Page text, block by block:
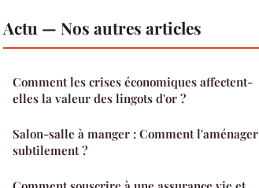
Actu — Nos autres articles
Comment les crises économiques affectent-
elles la valeur des lingots d'or ?
Salon-salle à manger : Comment l'aménager
subtilement ?